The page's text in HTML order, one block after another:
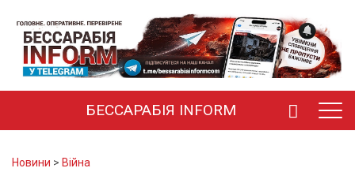
БЕССАРАБІЯ INFORM
Новини > Війна